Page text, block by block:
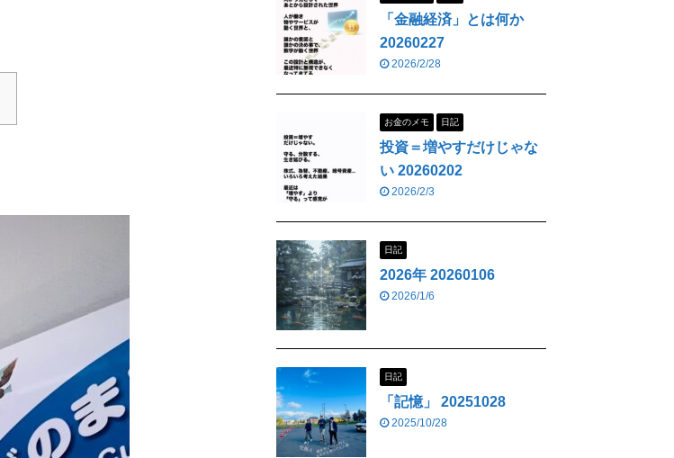
「金融経済」とは何か
20260227
2026/2/28
お金のメモ 日記
投資＝増やすだけじゃな
い 20260202
2026/2/3
日記
2026年 20260106
2026/1/6
日記
「記憶」 20251028
2025/10/28